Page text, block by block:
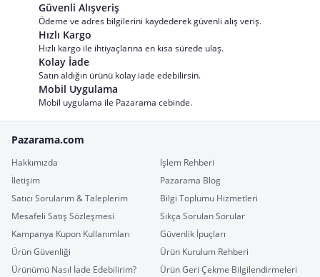
Güvenli Alışveriş
Ödeme ve adres bilgilerini kaydederek güvenli alış veriş.
Hızlı Kargo
Hızlı kargo ile ihtiyaçlarına en kısa sürede ulaş.
Kolay İade
Satın aldığın ürünü kolay iade edebilirsin.
Mobil Uygulama
Mobil uygulama ile Pazarama cebinde.
Pazarama.com
Hakkımızda
İşlem Rehberi
İletişim
Pazarama Blog
Satıcı Sorularım & Taleplerim
Bilgi Toplumu Hizmetleri
Mesafeli Satış Sözleşmesi
Sıkça Sorulan Sorular
Kampanya Kupon Kullanımları
Güvenlik İpuçları
Ürün Güvenliği
Ürün Kurulum Rehberi
Ürünümü Nasıl İade Edebilirim?
Ürün Geri Çekme Bilgilendirmeleri